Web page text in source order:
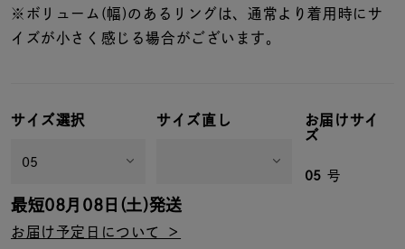
リングサイズ
価格 ¥0
在庫 在庫ありのみ
※ボリューム(幅)のあるリングは、通常より着用時にサ
イズが小さく感じる場合がございます。
サイズ選択 サイズ直し
お届けサイ
ズ
05 号
最短08月08日(土)発送
お届け予定日について ＞